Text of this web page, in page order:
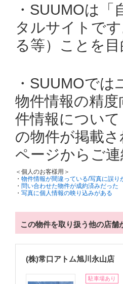
・SUUMOは
タルサイトで
る等）ことを
・SUUMOで
物件情報の精
件情報につい
の物件が掲載
ページからご
＜個人のお客様用＞
・ 物件情報が間違っている/写真に誤り
・ 問い合わせた物件が成約済みだった
・ 写真に個人情報の映り込みがある
この物件を取り扱う他の店舗
(株)常口アトム旭川永山店
駐車場あり